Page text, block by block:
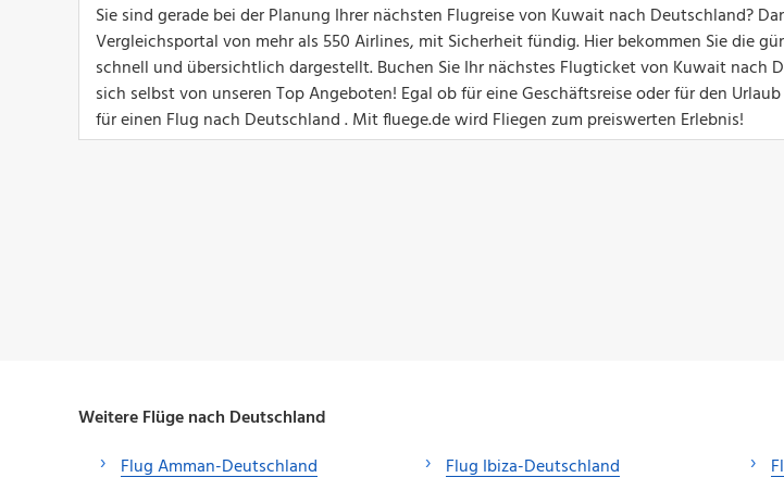
Sie sind gerade bei der Planung Ihrer nächsten Flugreise von Kuwait nach Deutschland?
Vergleichsportal von mehr als 550 Airlines, mit Sicherheit fündig. Hier bekommen Sie die
schnell und übersichtlich dargestellt. Buchen Sie Ihr nächstes Flugticket von Kuwait nach
sich selbst von unseren Top Angeboten! Egal ob für eine Geschäftsreise oder für den
für einen Flug nach Deutschland . Mit fluege.de wird Fliegen zum preiswerten Erlebnis!
Weitere Flüge nach Deutschland
Flug Amman-Deutschland
Flug Ibiza-Deutschland